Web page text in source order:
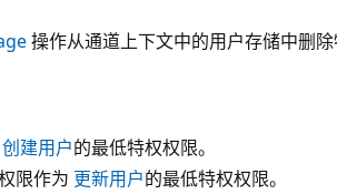
操作从通道上下文中的用户存储中删除
创建用户的最低特权权限。
限作为 更新用户的最低特权权限。